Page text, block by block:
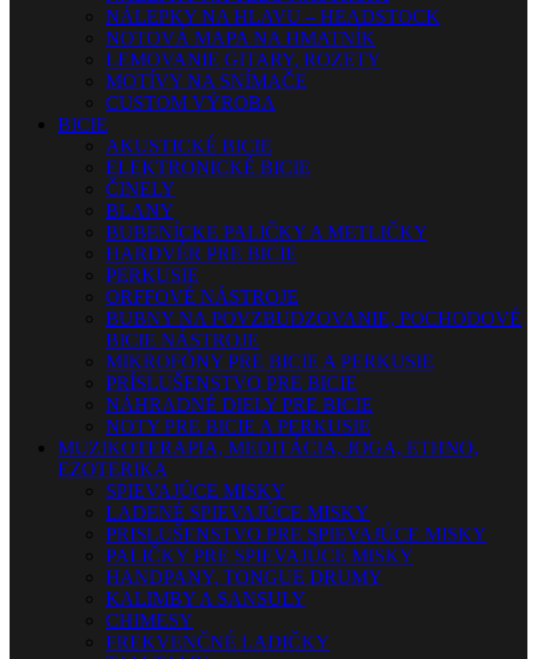
NÁLEPKY NA HLAVU – HEADSTOCK
NOTOVÁ MAPA NA HMATNÍK
LEMOVANIE GITARY, ROZETY
MOTÍVY NA SNÍMAČE
CUSTOM VÝROBA
BICIE
AKUSTICKÉ BICIE
ELEKTRONICKÉ BICIE
ČINELY
BLANY
BUBENÍCKE PALIČKY A METLIČKY
HARDVÉR PRE BICIE
PERKUSIE
ORFFOVÉ NÁSTROJE
BUBNY NA POVZBUDZOVANIE, POCHODOVÉ
BICIE NÁSTROJE
MIKROFÓNY PRE BICIE A PERKUSIE
PRÍSLUŠENSTVO PRE BICIE
NÁHRADNÉ DIELY PRE BICIE
NOTY PRE BICIE A PERKUSIE
MUZIKOTERAPIA, MEDITÁCIA, JOGA, ETHNO,
EZOTERIKA
SPIEVAJÚCE MISKY
LADENÉ SPIEVAJÚCE MISKY
PRISLUŠENSTVO PRE SPIEVAJÚCE MISKY
PALIČKY PRE SPIEVAJÚCE MISKY
HANDPANY, TONGUE DRUMY
KALIMBY A SANSULY
CHIMESY
FREKVENČNÉ LADIČKY